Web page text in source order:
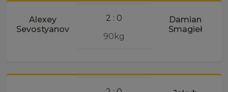
Alexey
Sevostyanov
2 : 0
90kg
Damian
Smagieł